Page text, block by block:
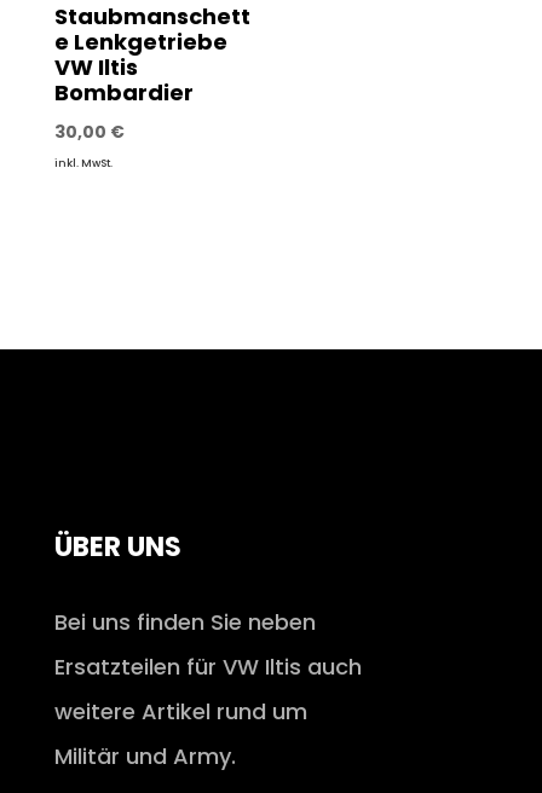
Staubmanschett
e Lenkgetriebe
VW Iltis
Bombardier
30,00 €
inkl. MwSt.
ÜBER UNS
Bei uns finden Sie neben
Ersatzteilen für VW Iltis auch
weitere Artikel rund um
Militär und Army.